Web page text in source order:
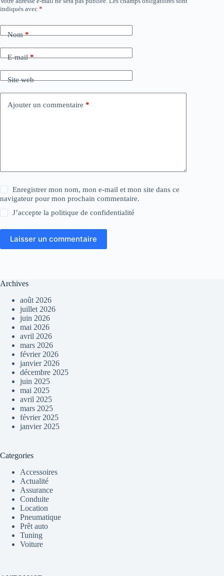
indiqués avec *
Nom*
E-mail*
Site web
Ajouter un commentaire *
Enregistrer mon nom, mon e-mail et mon site dans ce
navigateur pour mon prochain commentaire.
J’accepte lapolitique de confidentialité
Laisser un commentaire
Archives
août 2026
juillet 2026
juin 2026
mai 2026
avril 2026
mars 2026
février 2026
janvier 2026
décembre 2025
juin 2025
mai 2025
avril 2025
mars 2025
février 2025
janvier 2025
Categories
Accessoires
Actualité
Assurance
Conduite
Location
Pneumatique
Prêt auto
Tuning
Voiture